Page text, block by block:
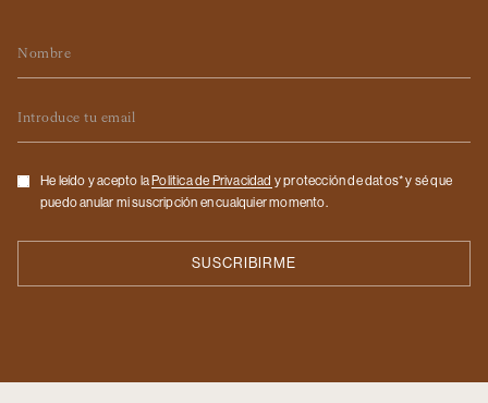
Checkbox
He leído y acepto la Politica de Privacidad y protección de datos* y sé que
puedo anular mi suscripción en cualquier momento.